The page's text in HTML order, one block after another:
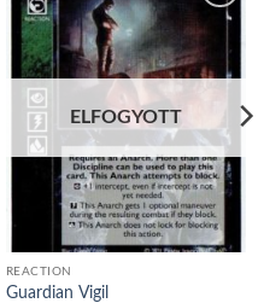
Add to
ELFOGYOTT
REACTION
Guardian Vigil